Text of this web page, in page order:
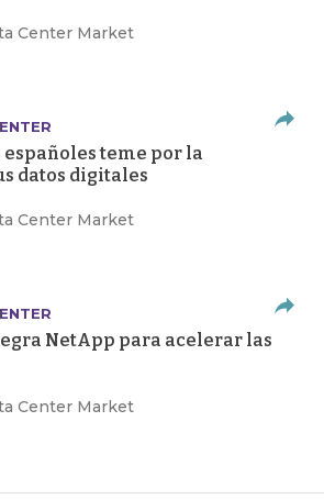
Center Market
españoles teme por la
datos digitales
Center Market
NetApp para acelerar las
Center Market